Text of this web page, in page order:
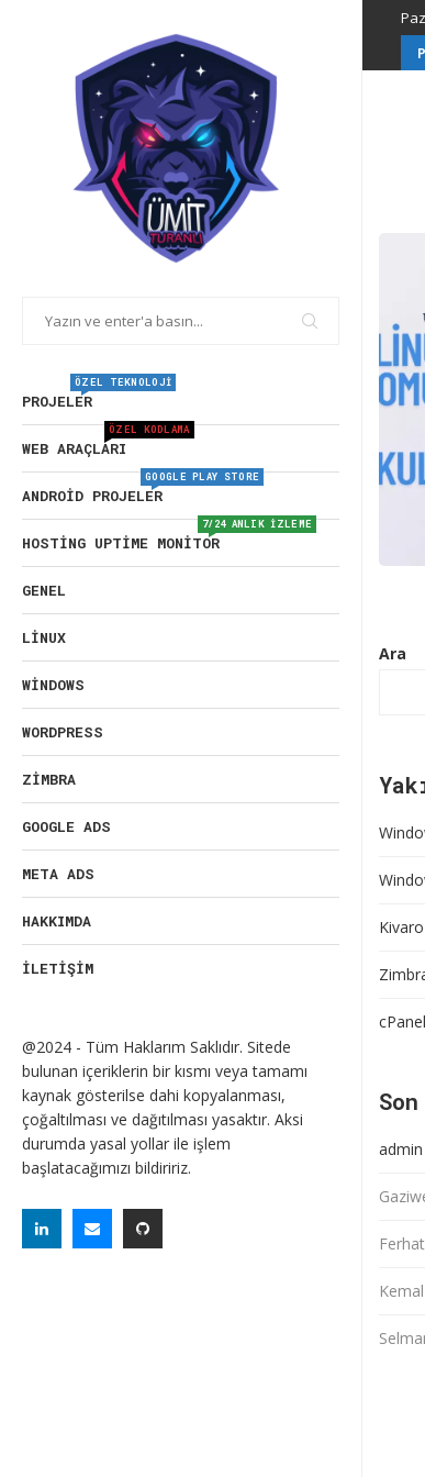
PROJELER
ÖZEL TEKNOLOJI
WEB ARAÇLARI
ÖZEL KODLAMA
ANDROID PROJELER
GOOGLE PLAY STORE
HOSTING UPTIME MONITOR
7/24 ANLIK İZLEME
GENEL
LINUX
WINDOWS
WORDPRESS
ZIMBRA
GOOGLE ADS
META ADS
HAKKIMDA
İLETIŞIM
@2024 - Tüm Haklarım Saklıdır. Sitede
bulunan içeriklerin bir kısmı veya tamamı
kaynak gösterilse dahi kopyalanması,
çoğaltılması ve dağıtılması yasaktır. Aksi
durumda yasal yollar ile işlem
başlatacağımızı bildiririz.
Ara
admin
Ferhat
Kemal